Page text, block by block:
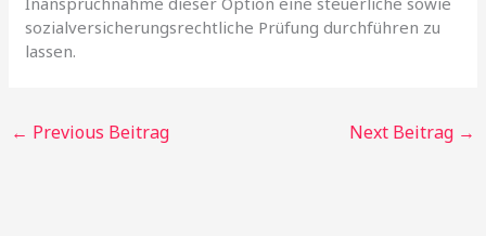
sozialversicherungsrechtliche Prüfung durchführen zu
lassen.
← Previous Beitrag Next Beitrag →